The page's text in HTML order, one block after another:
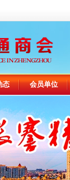
态 会员单位